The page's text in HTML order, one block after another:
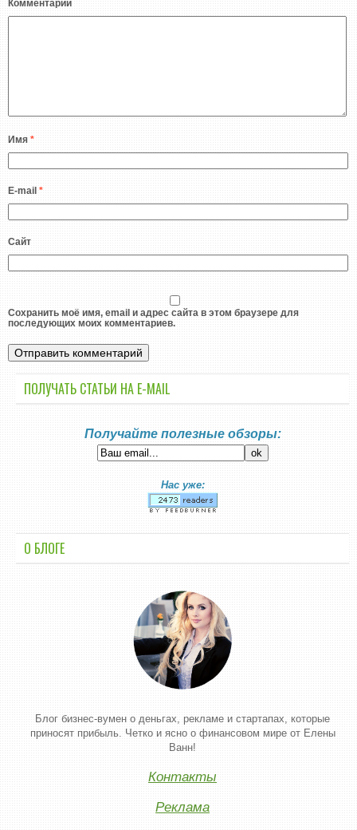
Комментарий
Имя *
E-mail *
Сайт
Сохранить моё имя, email и адрес сайта в этом браузере для
последующих моих комментариев.
ПОЛУЧАТЬ СТАТЬИ НА E-MАIL
Получайте полезные обзоры:
Нас уже:
О БЛОГЕ
Блог бизнес-вумен о деньгах, рекламе и стартапах, которые
приносят прибыль. Четко и ясно о финансовом мире от Елены
Ванн!
Контакты
Реклама